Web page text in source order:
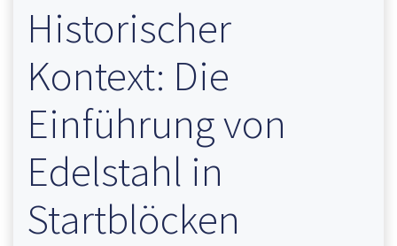
Historischer
Kontext: Die
Einführung von
Edelstahl in
Startblöcken